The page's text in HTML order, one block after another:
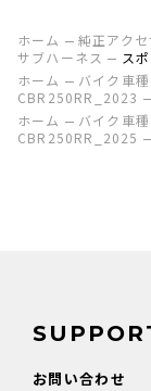
ホーム 純正アク
サブハーネス
ス
ホーム
バイク車種
CBR250RR_2023
ホーム
バイク車種
CBR250RR_2025
お問い合わせ